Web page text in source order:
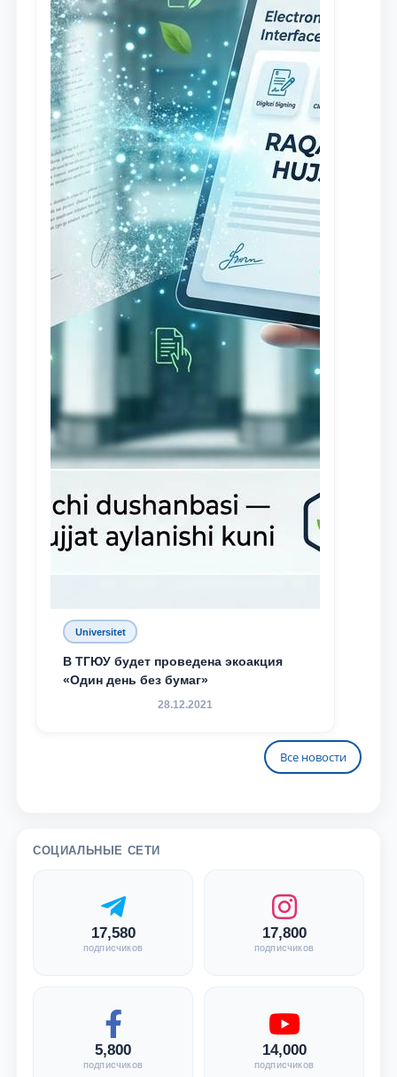
Universitet
В ТГЮУ будет проведена экоакция
«Один день без бумаг»
28.12.2021
Все новости
СОЦИАЛЬНЫЕ СЕТИ
17,580
подписчиков
17,800
подписчиков
5,800
подписчиков
14,000
подписчиков